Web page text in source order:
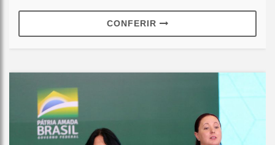
CONFERIR